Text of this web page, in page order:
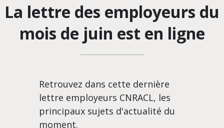
La lettre des employeurs du
mois de juin est en ligne
Retrouvez dans cette dernière
lettre employeurs CNRACL, les
principaux sujets d'actualité du
moment.